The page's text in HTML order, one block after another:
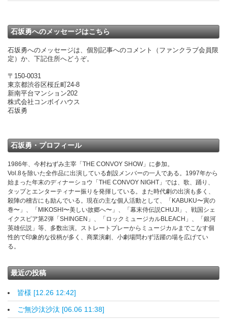
石坂勇へのメッセージはこちら
石坂勇へのメッセージは、個別記事へのコメント（ファンクラブ会員限
定）か、下記住所へどうぞ。
〒150-0031
東京都渋谷区桜丘町24-8
新南平台マンション202
株式会社コンボイハウス
石坂勇
石坂勇・プロフィール
1986年、今村ねずみ主宰「THE CONVOY SHOW」に参加。
Vol.8を除いた全作品に出演している創設メンバーの一人である。1997年から
始まった年末のディナーショウ「THE CONVOY NIGHT」では、歌、踊り、
タップとエンターティナー振りを発揮している。また時代劇の出演も多く、
殺陣の稽古にも励んでいる。現在の主な個人活動として、「KABUKU〜寅の
巻〜」、「MIKOSHI〜美しい故郷へ〜」、「幕末侍伝説CHUJI」、戦国シェ
イクスピア第2弾「SHINGEN」、「ロックミュージカルBLEACH」、「銀河
英雄伝説」等、多数出演。ストレートプレーからミュージカルまでこなす個
性的で印象的な役柄が多く、商業演劇、小劇場問わず活躍の場を広げてい
る。
最近の投稿
皆様 [12.26 12:42]
ご無沙汰沙汰 [06.06 11:38]